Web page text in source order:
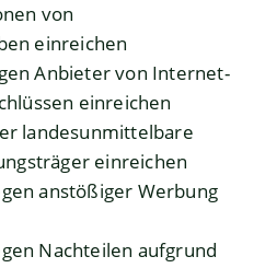
von
einreichen
Anbieter von Internet-
einreichen
landesunmittelbare
einreichen
anstößiger Werbung
Nachteilen aufgrund